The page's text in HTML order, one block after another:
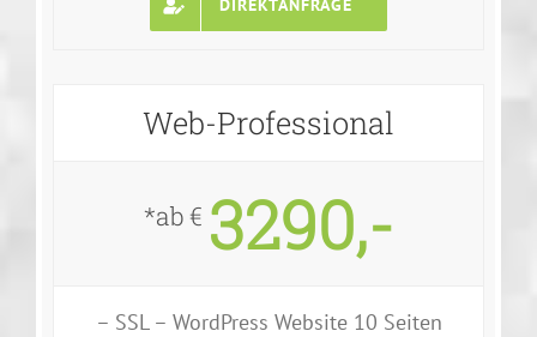
DIREKTANFRAGE
Web-Professional
*ab € 3290,-
– SSL – WordPress Website 10 Seiten